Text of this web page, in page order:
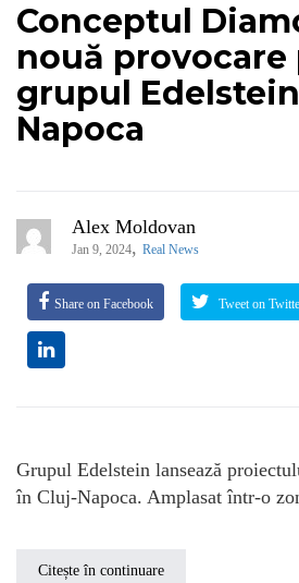
Conceptul
nouă
grupul
Napoca
Alex Moldovan
Jan 9, 2024, Real News
Share on Facebook Tweet on
Grupul Edelstein lansează
în Cluj-Napoca. Amplasat într-o
Citește în continuare